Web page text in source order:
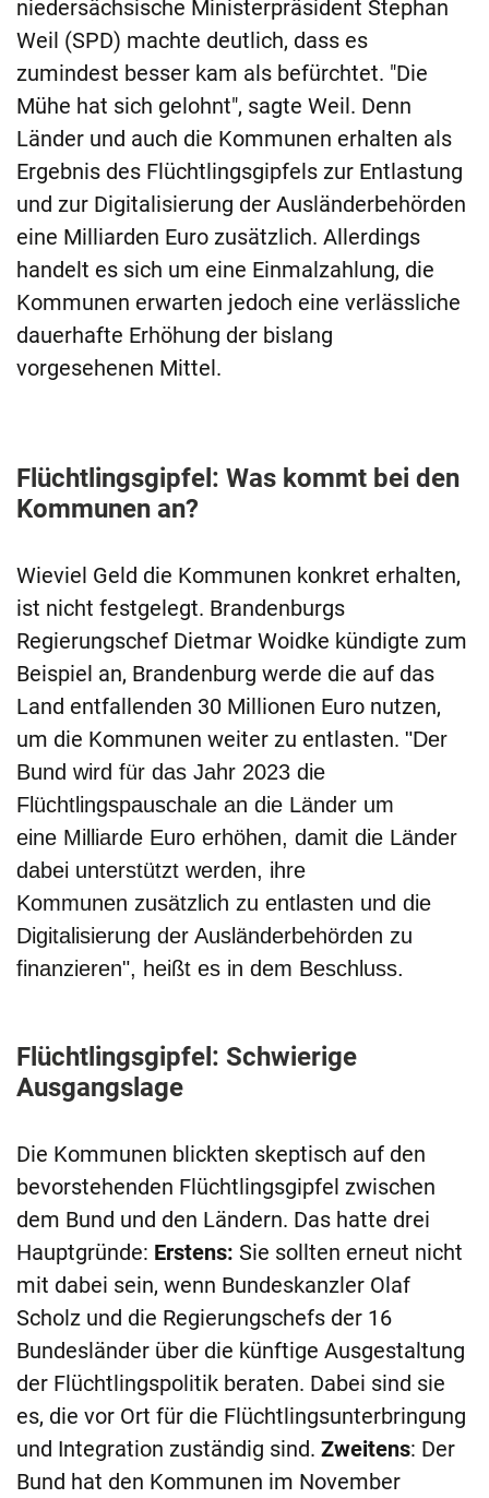
niedersächsische Ministerpräsident Stephan
Weil (SPD) machte deutlich, dass es
zumindest besser kam als befürchtet. "Die
Mühe hat sich gelohnt", sagte Weil. Denn
Länder und auch die Kommunen erhalten als
Ergebnis des Flüchtlingsgipfels zur Entlastung
und zur Digitalisierung der Ausländerbehörden
eine Milliarden Euro zusätzlich. Allerdings
handelt es sich um eine Einmalzahlung, die
Kommunen erwarten jedoch eine verlässliche
dauerhafte Erhöhung der bislang
vorgesehenen Mittel.
Flüchtlingsgipfel: Was kommt bei den
Kommunen an?
Wieviel Geld die Kommunen konkret erhalten,
ist nicht festgelegt. Brandenburgs
Regierungschef Dietmar Woidke kündigte zum
Beispiel an, Brandenburg werde die auf das
Land entfallenden 30 Millionen Euro nutzen,
um die Kommunen weiter zu entlasten. "Der
Bund wird für das Jahr 2023 die
Flüchtlingspauschale an die Länder um
eine Milliarde Euro erhöhen, damit die Länder
dabei unterstützt werden, ihre
Kommunen zusätzlich zu entlasten und die
Digitalisierung der Ausländerbehörden zu
finanzieren", heißt es in dem Beschluss.
Flüchtlingsgipfel: Schwierige
Ausgangslage
Die Kommunen blickten skeptisch auf den
bevorstehenden Flüchtlingsgipfel zwischen
dem Bund und den Ländern. Das hatte drei
Hauptgründe: Erstens: Sie sollten erneut nicht
mit dabei sein, wenn Bundeskanzler Olaf
Scholz und die Regierungschefs der 16
Bundesländer über die künftige Ausgestaltung
der Flüchtlingspolitik beraten. Dabei sind sie
es, die vor Ort für die Flüchtlingsunterbringung
und Integration zuständig sind. Zweitens: Der
Bund hat den Kommunen im November